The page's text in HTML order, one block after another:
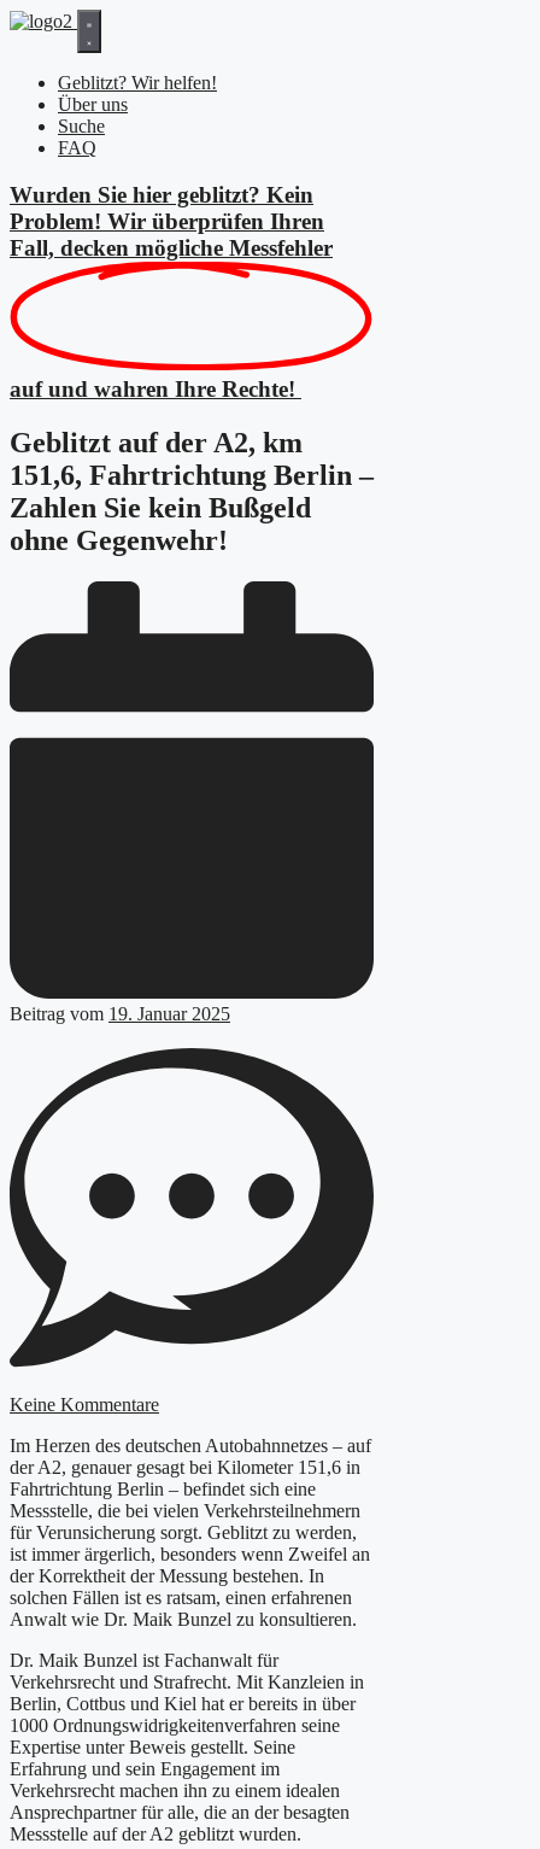
Zum
Geblitzt? Wir helfen!
Über uns
Suche
FAQ
Wurden Sie hier geblitzt? Kein
Problem! Wir überprüfen Ihren
Fall, decken mögliche Messfehler
auf und wahren Ihre Rechte!
Geblitzt auf der A2, km
151,6, Fahrtrichtung Berlin –
Zahlen Sie kein Bußgeld
ohne Gegenwehr!
Beitrag vom 19. Januar 2025
Keine Kommentare
Im Herzen des deutschen Autobahnnetzes – auf
der A2, genauer gesagt bei Kilometer 151,6 in
Fahrtrichtung Berlin – befindet sich eine
Messstelle, die bei vielen Verkehrsteilnehmern
für Verunsicherung sorgt. Geblitzt zu werden,
ist immer ärgerlich, besonders wenn Zweifel an
der Korrektheit der Messung bestehen. In
solchen Fällen ist es ratsam, einen erfahrenen
Anwalt wie Dr. Maik Bunzel zu konsultieren.
Dr. Maik Bunzel ist Fachanwalt für
Verkehrsrecht und Strafrecht. Mit Kanzleien in
Berlin, Cottbus und Kiel hat er bereits in über
1000 Ordnungswidrigkeitenverfahren seine
Expertise unter Beweis gestellt. Seine
Erfahrung und sein Engagement im
Verkehrsrecht machen ihn zu einem idealen
Ansprechpartner für alle, die an der besagten
Messstelle auf der A2 geblitzt wurden.